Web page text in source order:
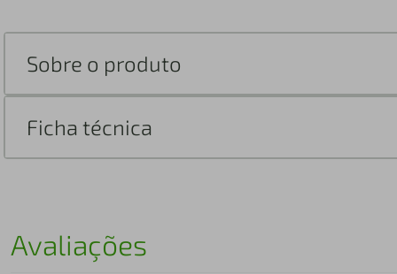
Sobre o produto
Ficha técnica
Avaliações